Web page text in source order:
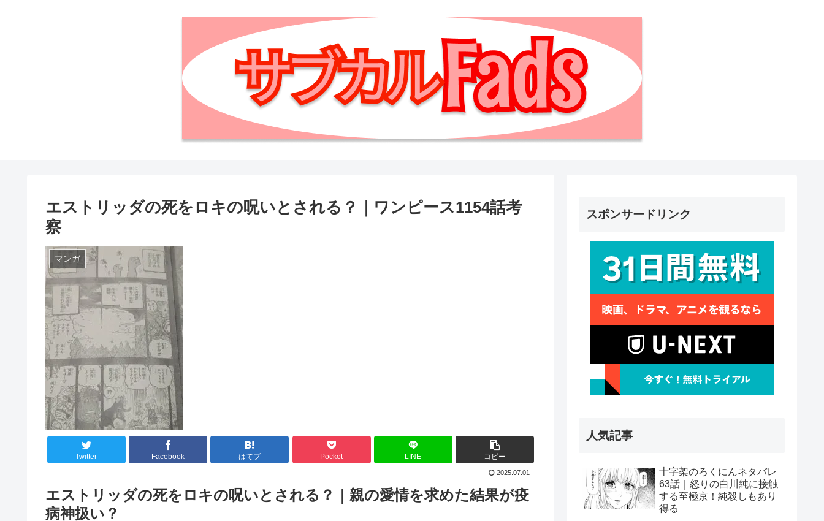
エストリッダの死をロキの呪いとされる？｜ワンピース1154話考
察
マンガ
Twitter Facebook はてブ Pocket LINE コピー
2025.07.01
エストリッダの死をロキの呪いとされる？｜親の愛情を求めた結果が疫
病神扱い？
スポンサードリンク
人気記事
十字架のろくにんネタバレ
63話｜怒りの白川純に接触
する至極京！純殺しもあり
得る